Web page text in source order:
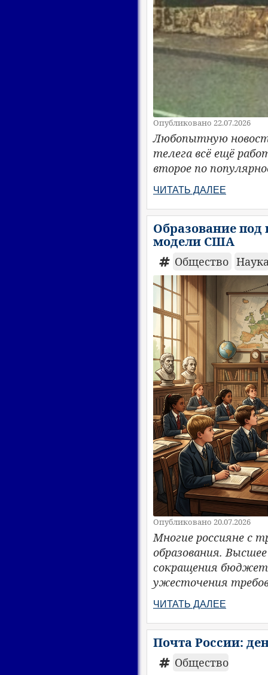
Опубликовано 22.07.2026
Любопытную
телега всё ещё
второе по
ЧИТАТЬ ДАЛЕЕ
Образование под
модели США
Общество
Опубликовано 20.07.2026
Многие россияне с
образования.
сокращения
ужесточения
ЧИТАТЬ ДАЛЕЕ
Почта России:
Общество